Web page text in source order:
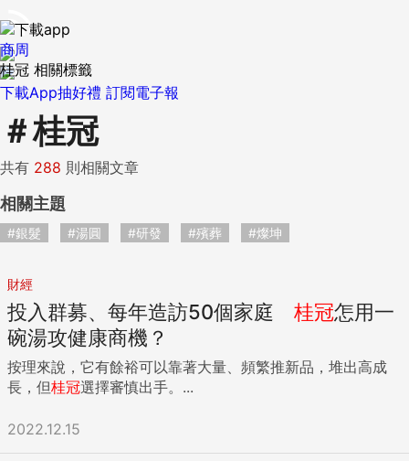
下載App抽好禮 訂閱電子報
商周
桂冠 相關標籤
＃桂冠
共有 288 則相關文章
相關主題
#銀髮 #湯圓 #研發 #殯葬 #燦坤
財經
投入群募、每年造訪50個家庭 桂冠怎用一
碗湯攻健康商機？
按理來說，它有餘裕可以靠著大量、頻繁推新品，堆出高成
長，但桂冠選擇審慎出手。...
2022.12.15